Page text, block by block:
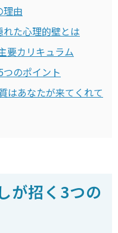
理由
た心理的壁とは
要カリキュラム
のポイント
はあなたが来てくれて
が招く3つの